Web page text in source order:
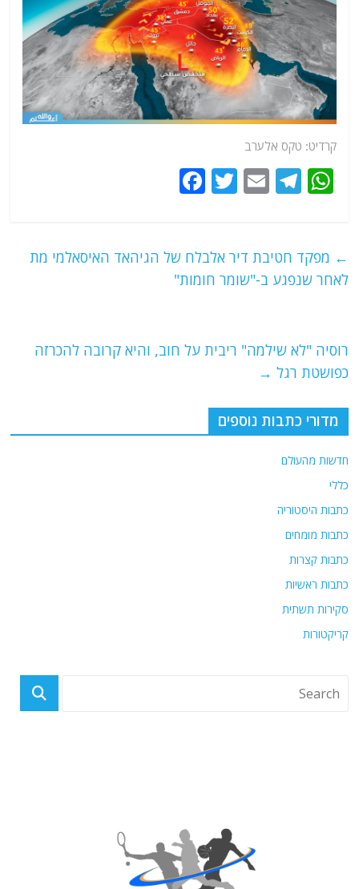
קרדיט: טקס אלערב
W
s
A
T
g
ra
E
l
T
er
e
b
k
← מפקד חטיבת דיר אלבלח של הגיהאד האיסאלמי מת
לאחר שנפגע ב-"שומר חומות"
רוסיה "לא שילמה" ריבית על חוב, והיא קרובה להכרזה
כפושטת רגל →
מדורי כתבות נוספים
חדשות מהעולם
כללי
כתבות היסטוריה
כתבות מומחים
כתבות קצרות
כתבות ראשיות
סקירות תשתית
קריקטורות